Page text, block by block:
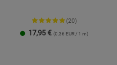
(20)
17,95 € (0,36 EUR / 1 m)